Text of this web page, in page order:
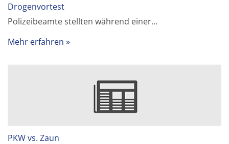
Drogenvortest
Polizeibeamte stellten während einer…
Mehr erfahren
PKW vs. Zaun